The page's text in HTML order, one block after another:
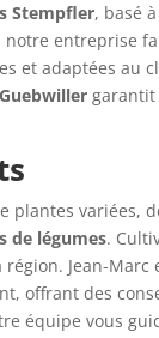
Stempfler, basé à
notre entreprise
et adaptées au
garantit
plantes variées,
de légumes.
Jean-Marc
offrant des
équipe vous